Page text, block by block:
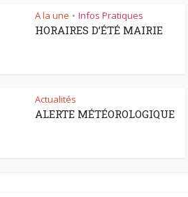
A la une • Infos Pratiques
HORAIRES D’ÉTÉ MAIRIE
Actualités
ALERTE MÉTÉOROLOGIQUE